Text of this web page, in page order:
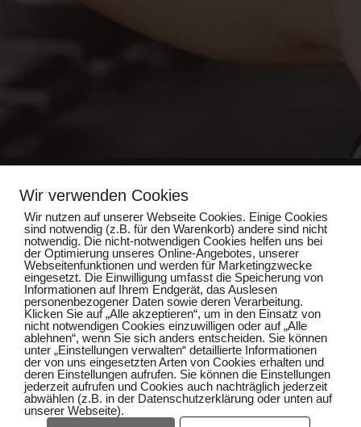
Impressum
Datenschutz
Wir verwenden Cookies
Wir nutzen auf unserer Webseite Cookies. Einige Cookies
sind notwendig (z.B. für den Warenkorb) andere sind nicht
notwendig. Die nicht-notwendigen Cookies helfen uns bei
der Optimierung unseres Online-Angebotes, unserer
Webseitenfunktionen und werden für Marketingzwecke
eingesetzt. Die Einwilligung umfasst die Speicherung von
Informationen auf Ihrem Endgerät, das Auslesen
personenbezogener Daten sowie deren Verarbeitung.
Klicken Sie auf „Alle akzeptieren“, um in den Einsatz von
nicht notwendigen Cookies einzuwilligen oder auf „Alle
ablehnen“, wenn Sie sich anders entscheiden. Sie können
unter „Einstellungen verwalten“ detaillierte Informationen
der von uns eingesetzten Arten von Cookies erhalten und
deren Einstellungen aufrufen. Sie können die Einstellungen
jederzeit aufrufen und Cookies auch nachträglich jederzeit
abwählen (z.B. in der Datenschutzerklärung oder unten auf
unserer Webseite).